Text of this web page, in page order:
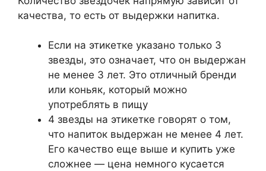
качества, то есть от выдержки напитка.
Если на этикетке указано только 3
звезды, это означает, что он выдержан
не менее 3 лет. Это отличный бренди
или коньяк, который можно
употреблять в пищу
4 звезды на этикетке говорят о том,
что напиток выдержан не менее 4 лет.
Его качество еще выше и купить уже
сложнее — цена немного кусается